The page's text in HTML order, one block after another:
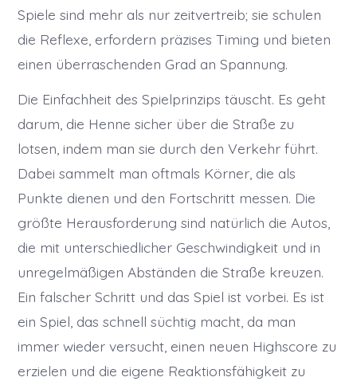
Spiele sind mehr als nur zeitvertreib; sie schulen
die Reflexe, erfordern präzises Timing und bieten
einen überraschenden Grad an Spannung.
Die Einfachheit des Spielprinzips täuscht. Es geht
darum, die Henne sicher über die Straße zu
lotsen, indem man sie durch den Verkehr führt.
Dabei sammelt man oftmals Körner, die als
Punkte dienen und den Fortschritt messen. Die
größte Herausforderung sind natürlich die Autos,
die mit unterschiedlicher Geschwindigkeit und in
unregelmäßigen Abständen die Straße kreuzen.
Ein falscher Schritt und das Spiel ist vorbei. Es ist
ein Spiel, das schnell süchtig macht, da man
immer wieder versucht, einen neuen Highscore zu
erzielen und die eigene Reaktionsfähigkeit zu